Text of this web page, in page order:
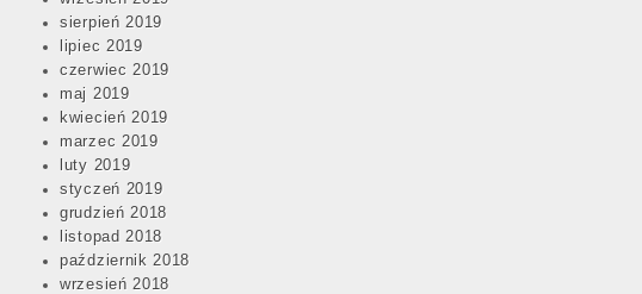
sierpień 2019
lipiec 2019
czerwiec 2019
maj 2019
kwiecień 2019
marzec 2019
luty 2019
styczeń 2019
grudzień 2018
listopad 2018
październik 2018
wrzesień 2018